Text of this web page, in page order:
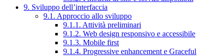
9. Sviluppo dell’interfaccia
9.1. Approccio allo sviluppo
9.1.1. Attività preliminari
9.1.2. Web design responsivo e accessibile
9.1.3. Mobile first
9.1.4. Progressive enhancement e Graceful